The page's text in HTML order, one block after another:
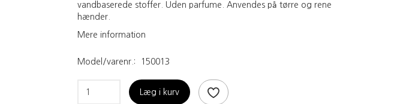
vandbaserede stoffer. Uden parfume. Anvendes på tørre og rene
hænder.
Mere information
Model/varenr.: 150013
Læg i kurv